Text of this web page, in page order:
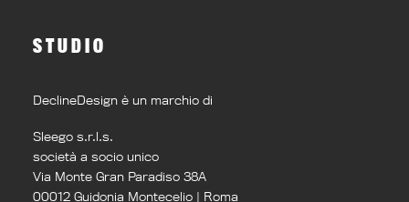
STUDIO
DeclineDesign è un marchio di
Sleego s.r.l.s.
società a socio unico
Via Monte Gran Paradiso 38A
00012 Guidonia Montecelio | Roma